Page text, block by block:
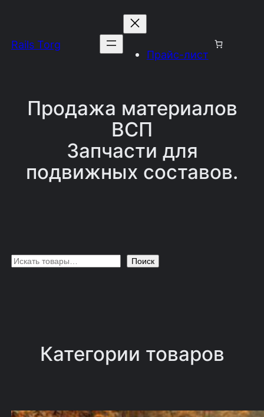
содержимому
Rails Torg
Прайс-лист
Продажа материалов
ВСП
Запчасти для
подвижных составов.
П
Поиск
Категории товаров